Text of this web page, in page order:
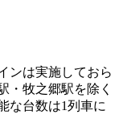
ンは実施しておら
・牧之郷駅を除く
な台数は1列車に